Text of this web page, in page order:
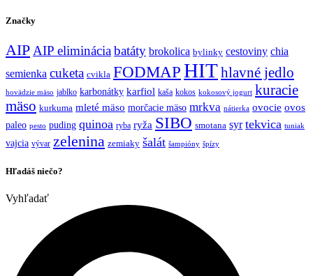
Značky
AIP AIP elimináciabatáty brokolica bylinky cestoviny chia
semienka cuketa cvikla FODMAP HIThlavné jedlo
hovädzie mäso jablko karbonátky karfiol kaša kokos kokosový jogurt kuracie
mäso kurkuma mleté mäso morčacie mäso mrkva nátierka ovocie ovos
paleo pesto puding quinoa ryba ryža SIBO smotana syr tekvica tuniak
vajcia vývar zelenina zemiaky šalát šampióny špízy
Hľadáš niečo?
Vyhľadať